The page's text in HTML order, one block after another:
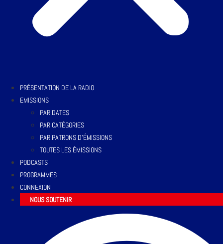
PRÉSENTATION DE LA RADIO
EMISSIONS
PAR DATES
PAR CATÉGORIES
PAR PATRONS D’ÉMISSIONS
TOUTES LES ÉMISSIONS
PODCASTS
PROGRAMMES
CONNEXION
NOUS SOUTENIR